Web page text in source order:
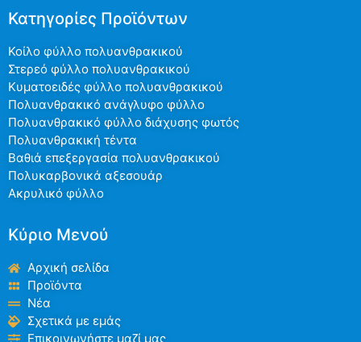
Κατηγορίες Προϊόντων
Κοίλο φύλλο πολυανθρακικού
Στερεό φύλλο πολυανθρακικού
Κυματοειδές φύλλο πολυανθρακικού
Πολυανθρακικό ανάγλυφο φύλλο
Πολυανθρακικό φύλλο διάχυσης φωτός
Πολυανθρακική τέντα
Βαθιά επεξεργασία πολυανθρακικού
Πολυκαρβονικά αξεσουάρ
Ακρυλικό φύλλο
Κύριο Μενού
Αρχική σελίδα
Προϊόντα
Νέα
Σχετικά με εμάς
Επικοινωνήστε μαζί μας